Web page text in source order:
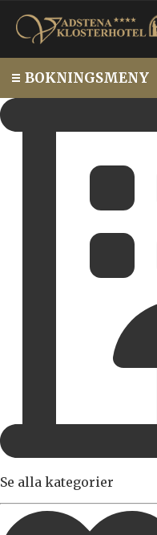
BOKNINGSMENY
Se alla kategorier